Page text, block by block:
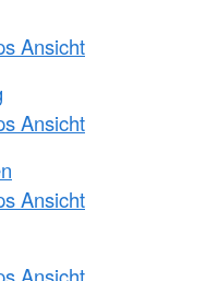
Ansicht
Ansicht
Ansicht
Ansicht